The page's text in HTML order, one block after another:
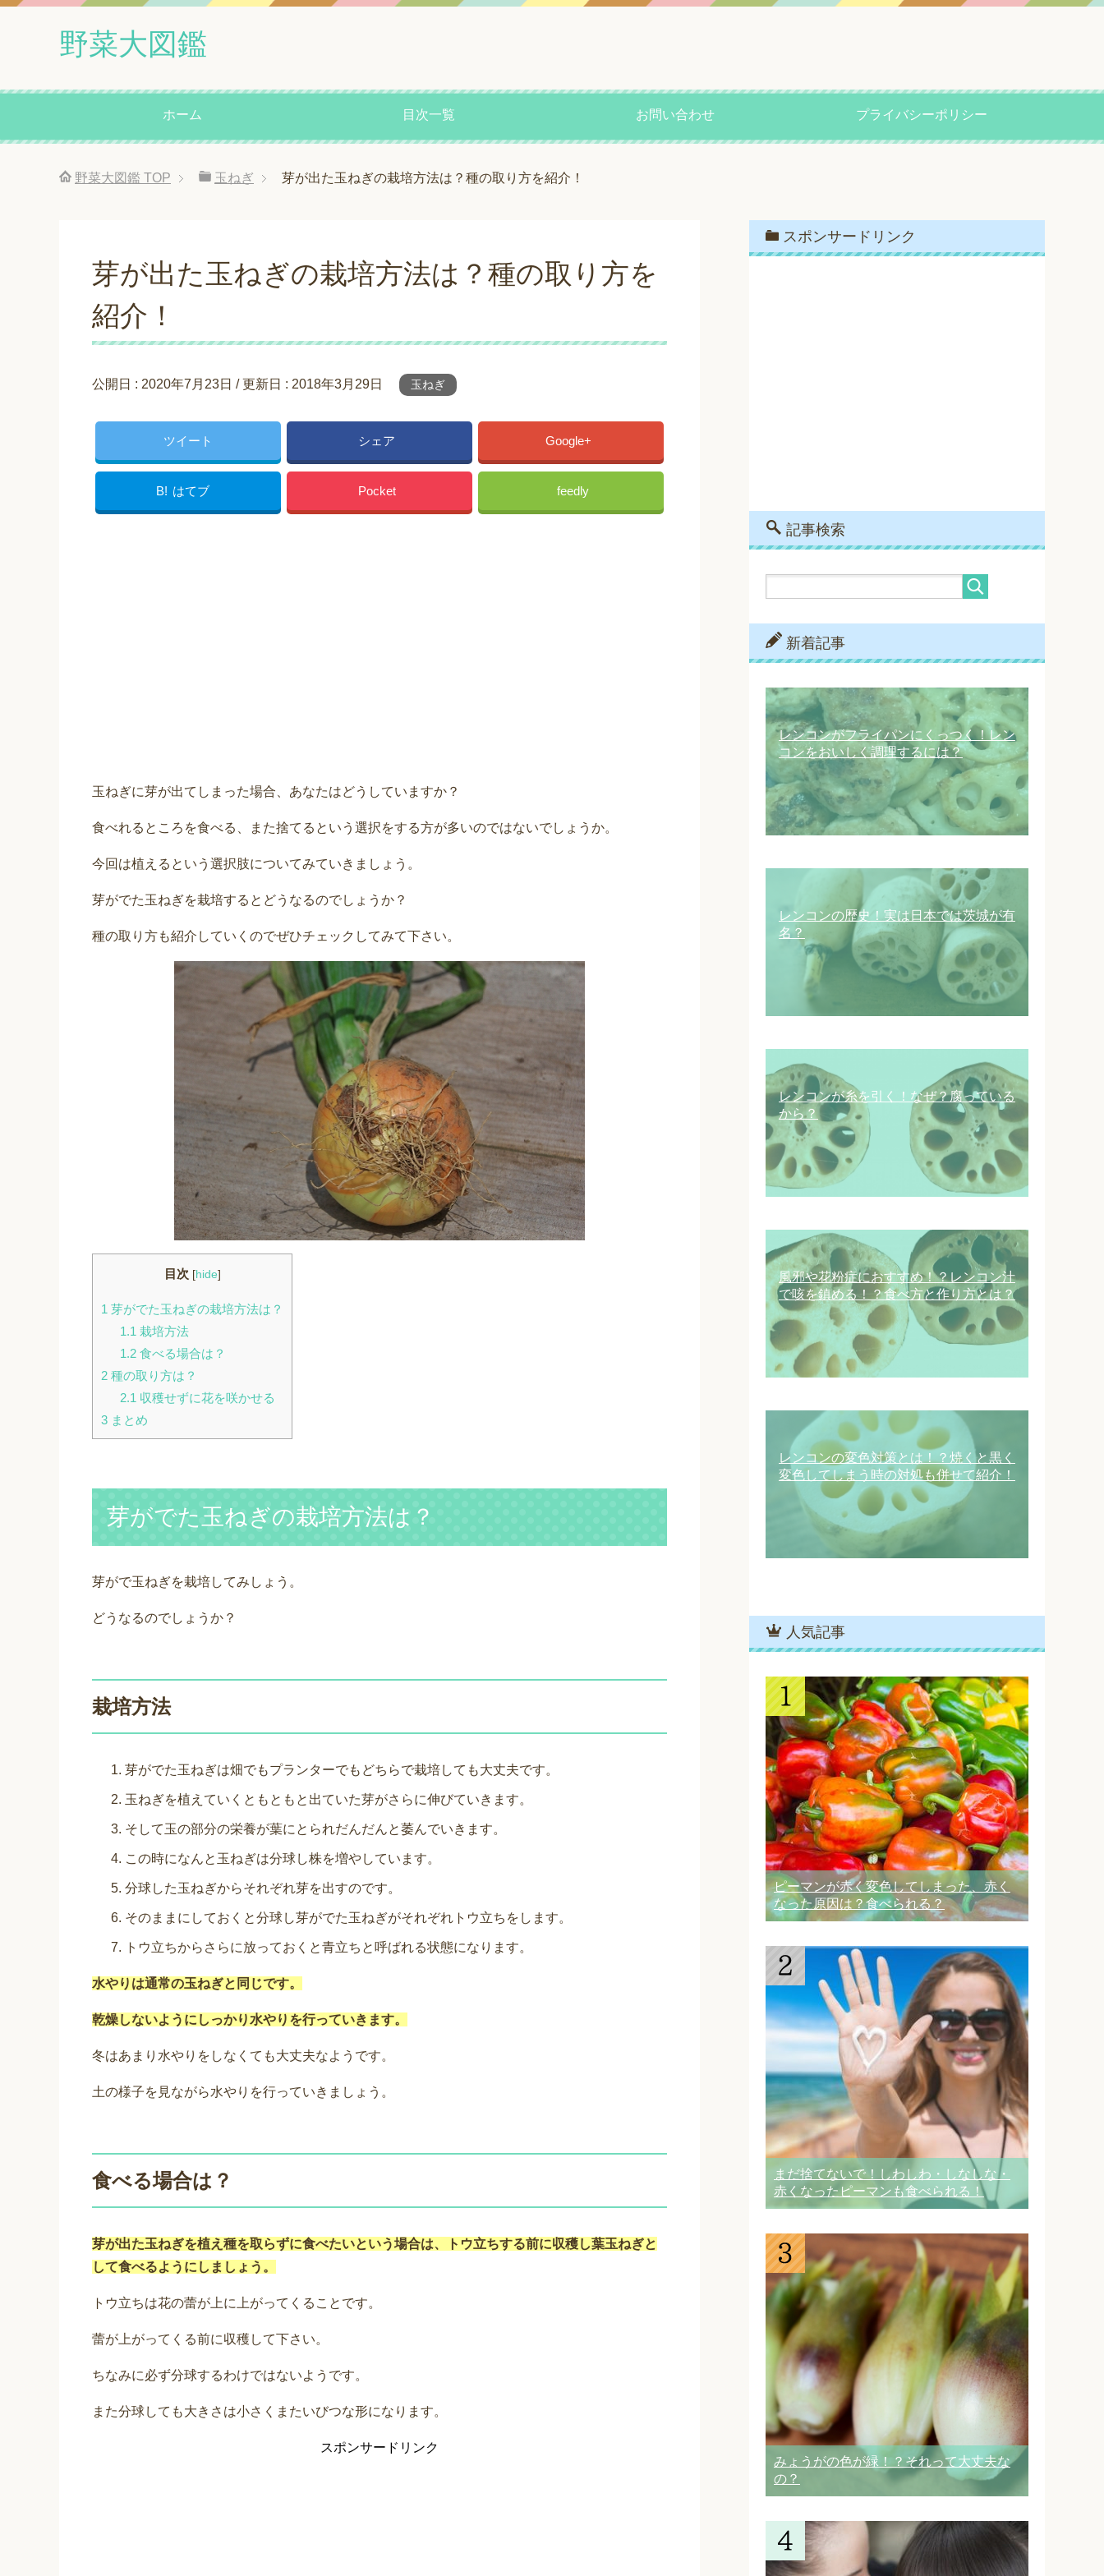
野菜大図鑑
ホーム 目次一覧 お問い合わせ プライバシーポリシー
野菜大図鑑 TOP 玉ねぎ 芽が出た玉ねぎの栽培方法は？種の取り方を紹介！
芽が出た玉ねぎの栽培方法は？種の取り方を
紹介！
公開日 : 2020年7月23日 / 更新日 : 2018年3月29日 玉ねぎ
ツイート シェア Google+
B! はてブ Pocket feedly
玉ねぎに芽が出てしまった場合、あなたはどうしていますか？
食べれるところを食べる、また捨てるという選択をする方が多いのではないでしょうか。
今回は植えるという選択肢についてみていきましょう。
芽がでた玉ねぎを栽培するとどうなるのでしょうか？
種の取り方も紹介していくのでぜひチェックしてみて下さい。
目次 [hide]
1 芽がでた玉ねぎの栽培方法は？
1.1 栽培方法
1.2食べる場合は？
2 種の取り方は？
2.1 収穫せずに花を咲かせる
3 まとめ
芽がでた玉ねぎの栽培方法は？
芽がで玉ねぎを栽培してみしょう。
どうなるのでしょうか？
栽培方法
芽がでた玉ねぎは畑でもプランターでもどちらで栽培しても大丈夫です。
玉ねぎを植えていくともともと出ていた芽がさらに伸びていきます。
そして玉の部分の栄養が葉にとられだんだんと萎んでいきます。
この時になんと玉ねぎは分球し株を増やしています。
分球した玉ねぎからそれぞれ芽を出すのです。
そのままにしておくと分球し芽がでた玉ねぎがそれぞれトウ立ちをします。
トウ立ちからさらに放っておくと青立ちと呼ばれる状態になります。
水やりは通常の玉ねぎと同じです。
乾燥しないようにしっかり水やりを行っていきます。
冬はあまり水やりをしなくても大丈夫なようです。
土の様子を見ながら水やりを行っていきましょう。
食べる場合は？
芽が出た玉ねぎを植え種を取らずに食べたいという場合は、トウ立ちする前に収穫し葉玉ねぎと
して食べるようにしましょう。
トウ立ちは花の蕾が上に上がってくることです。
蕾が上がってくる前に収穫して下さい。
ちなみに必ず分球するわけではないようです。
また分球しても大きさは小さくまたいびつな形になります。
スポンサードリンク
スポンサードリンク
記事検索
新着記事
レンコンがフライパンにくっつく！レン
コンをおいしく調理するには？
レンコンの歴史！実は日本では茨城が有
名？
レンコンが糸を引く！なぜ？腐っている
から？
風邪や花粉症におすすめ！？レンコン汁
で咳を鎮める！？食べ方と作り方とは？
レンコンの変色対策とは！？焼くと黒く
変色してしまう時の対処も併せて紹介！
人気記事
ピーマンが赤く変色してしまった、赤く
なった原因は？食べられる？
まだ捨てないで！しわしわ・しなしな・
赤くなったピーマンも食べられる！
みょうがの色が緑！？それって大丈夫な
の？